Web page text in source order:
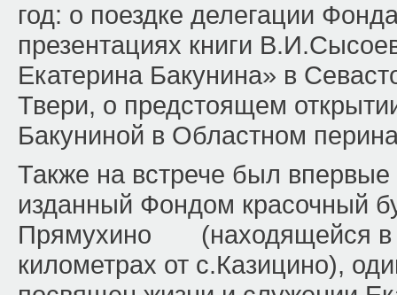
год: о поездке делегации
презентациях книги
Екатерина Бакунина» в
Твери, о предстоящем
Бакуниной в Областном
Также на встрече был впервые
изданный Фондом красочный
Прямухино (находящейся в
километрах от с.Казицино),